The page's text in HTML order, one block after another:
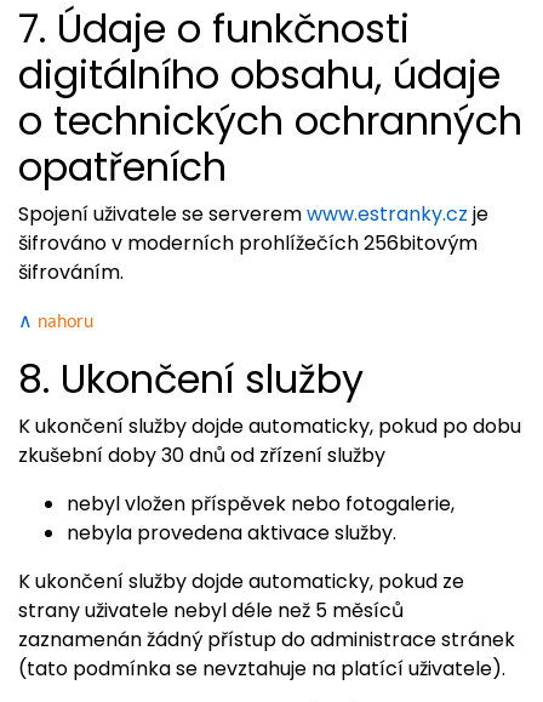
7. Údaje o funkčnosti
digitálního obsahu, údaje
o technických ochranných
opatřeních
Spojení uživatele se serveremwww.estranky.cz je
šifrováno v moderních prohlížečích 256bitovým
šifrováním.
∧ nahoru
8. Ukončení služby
K ukončení služby dojde automaticky, pokud po dobu
zkušební doby 30 dnů od zřízení služby
nebyl vložen příspěvek nebo fotogalerie,
nebyla provedena aktivace služby.
K ukončení služby dojde automaticky, pokud ze
strany uživatele nebyl déle než 5 měsíců
zaznamenán žádný přístup do administrace stránek
(tato podmínka se nevztahuje na platící uživatele).